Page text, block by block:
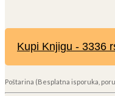
Kupi Knjigu - 3336
Poštarina (Besplatna isporuka,